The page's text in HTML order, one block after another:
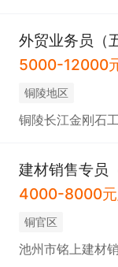
外贸业务员（
5000-12000
铜陵地区
铜陵长江金刚石
4000-8000元
铜官区
池州市铭上建材